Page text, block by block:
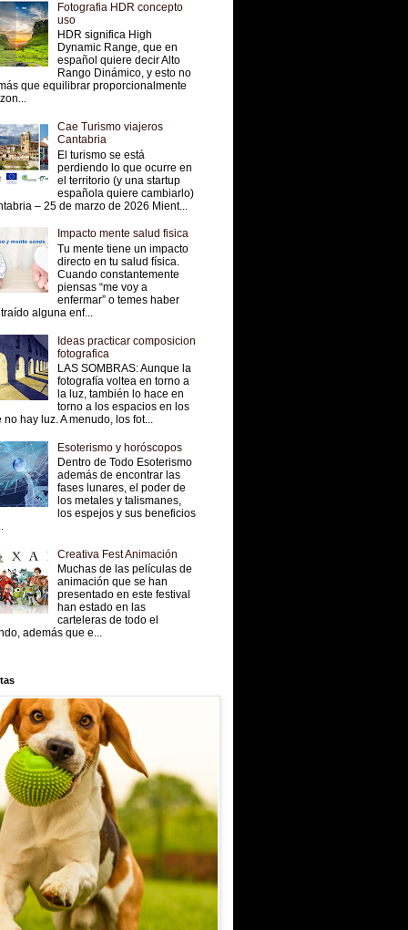
Fotografia HDR concepto
uso
HDR significa High
Dynamic Range, que en
español quiere decir Alto
Rango Dinámico, y esto no
que equilibrar proporcionalmente
Cae Turismo viajeros
Cantabria
El turismo se está
perdiendo lo que ocurre en
el territorio (y una startup
española quiere cambiarlo)
– 25 de marzo de 2026 Mient...
Impacto mente salud fisica
Tu mente tiene un impacto
directo en tu salud física.
Cuando constantemente
piensas “me voy a
enfermar” o temes haber
alguna enf...
Ideas practicar composicion
fotografica
LAS SOMBRAS: Aunque la
fotografía voltea en torno a
la luz, también lo hace en
torno a los espacios en los
no hay luz. A menudo, los fot...
Esoterismo y horóscopos
Dentro de Todo Esoterismo
además de encontrar las
fases lunares, el poder de
los metales y talismanes,
los espejos y sus beneficios
Creativa Fest Animación
Muchas de las películas de
animación que se han
presentado en este festival
han estado en las
carteleras de todo el
además que e...